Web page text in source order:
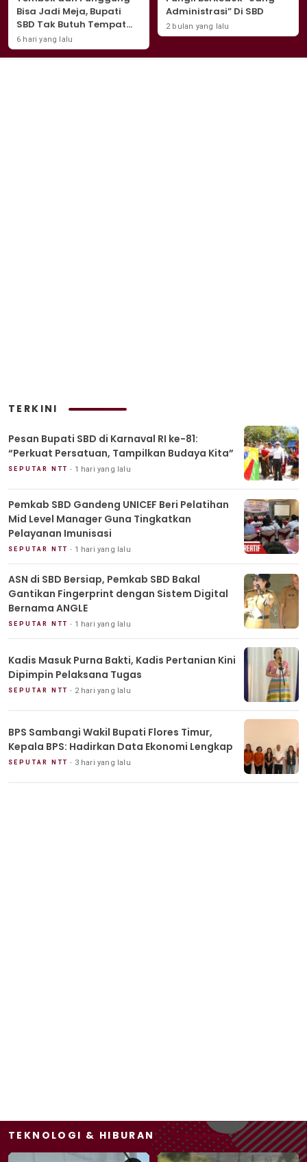
Bisa Jadi Meja, Bupati
SBD Tak Butuh Tempat
Sempurna Untuk Jadi
Contoh
6 hari yang lalu
Administrasi” Di SBD
2 bulan yang lalu
TERKINI
Pesan Bupati SBD di Karnaval RI ke-81:
“Perkuat Persatuan, Tampilkan Budaya Kita”
SEPUTAR NTT 1 hari yang lalu
Pemkab SBD Gandeng UNICEF Beri Pelatihan
Mid Level Manager Guna Tingkatkan
Pelayanan Imunisasi
SEPUTAR NTT 1 hari yang lalu
ASN di SBD Bersiap, Pemkab SBD Bakal
Gantikan Fingerprint dengan Sistem Digital
Bernama ANGLE
SEPUTAR NTT 1 hari yang lalu
Kadis Masuk Purna Bakti, Kadis Pertanian Kini
Dipimpin Pelaksana Tugas
SEPUTAR NTT 2 hari yang lalu
BPS Sambangi Wakil Bupati Flores Timur,
Kepala BPS: Hadirkan Data Ekonomi Lengkap
SEPUTAR NTT 3 hari yang lalu
TEKNOLOGI & HIBURAN